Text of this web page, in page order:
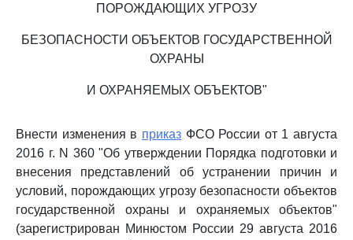
ПОРОЖДАЮЩИХ УГРОЗУ
БЕЗОПАСНОСТИ ОБЪЕКТОВ ГОСУДАРСТВЕННОЙ
ОХРАНЫ
И ОХРАНЯЕМЫХ ОБЪЕКТОВ"
Внести изменения в приказФСО России от 1 августа
2016 г. N 360 "Об утверждении Порядка подготовки и
внесения представлений об устранении причин и
условий, порождающих угрозу безопасности объектов
государственной охраны и охраняемых объектов"
(зарегистрирован Минюстом России 29 августа 2016